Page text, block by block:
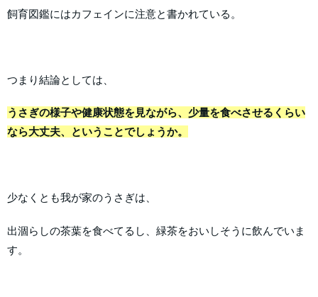
飼育図鑑にはカフェインに注意と書かれている。
つまり結論としては、
うさぎの様子や健康状態を見ながら、少量を食べさせるくらい
なら大丈夫、ということでしょうか。
少なくとも我が家のうさぎは、
出涸らしの茶葉を食べてるし、緑茶をおいしそうに飲んでいま
す。